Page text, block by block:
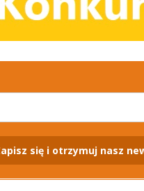
się i otrzymuj nasz